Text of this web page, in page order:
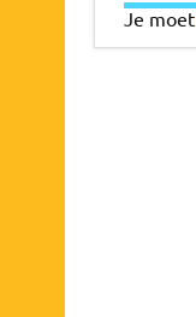
Je moet